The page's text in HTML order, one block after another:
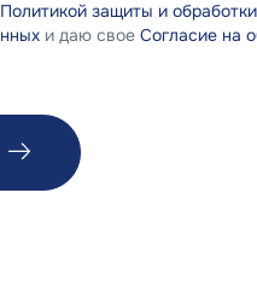
Политикой защиты и обработки
и даю своеСогласие на